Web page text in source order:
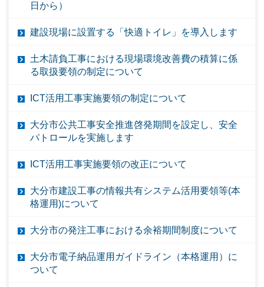
日から）
建設現場に設置する「快適トイレ」を導入します
土木請負工事における現場環境改善費の積算に係
る取扱要領の制定について
ICT活用工事実施要領の制定について
大分市公共工事安全推進啓発期間を設定し、安全
パトロールを実施します
ICT活用工事実施要領の改正について
大分市建設工事の情報共有システム活用要領等(本
格運用)について
大分市の発注工事における余裕期間制度について
大分市電子納品運用ガイドライン（本格運用）に
ついて